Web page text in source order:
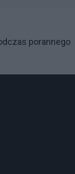
porannego